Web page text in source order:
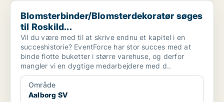
Blomsterbinder/Blomsterdekoratør søges til Roskild...
Blomsterbinder/Blomsterdekoratør søges
til Roskild...
Vil du være med til at skrive endnu et kapitel i en
succeshistorie? EventForce har stor succes med at
binde flotte buketter i større varehuse, og derfor
mangler vi en dygtige medarbejdere med d..
Område
Aalborg SV